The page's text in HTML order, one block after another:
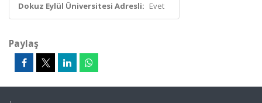
Dokuz Eylül Üniversitesi Adresli: Evet
Paylaş